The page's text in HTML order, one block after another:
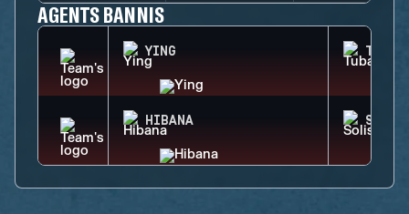
AGENTS BANNIS
YING
HIBANA SOLIS